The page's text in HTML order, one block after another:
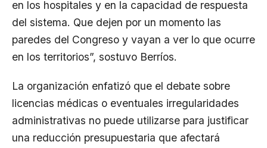
en los hospitales y en la capacidad de respuesta
del sistema. Que dejen por un momento las
paredes del Congreso y vayan a ver lo que ocurre
en los territorios”, sostuvo Berríos.
La organización enfatizó que el debate sobre
licencias médicas o eventuales irregularidades
administrativas no puede utilizarse para justificar
una reducción presupuestaria que afectará